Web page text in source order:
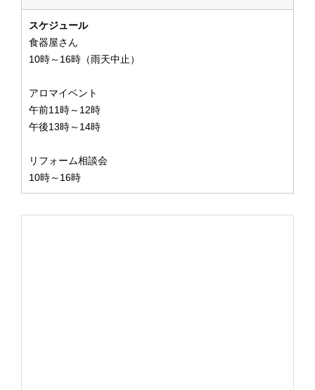
スケジュール
食器屋さん
10時～16時（雨天中止）
アロマイベント
午前11時～12時
午後13時～14時
リフォーム相談会
10時～16時